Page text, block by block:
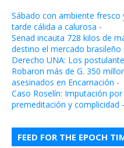
Sábado con ambiente fresco
tarde cálida a calurosa -
Senad incauta 728 kilos de
destino el mercado brasileño
Derecho UNA: Los
Robaron más de G. 350
asesinados en Encarnación -
Caso Roselín: Imputación
premeditación y complicidad -
FEED FOR THE EPOCH